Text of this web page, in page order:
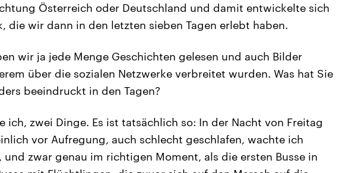
Österreich oder Deutschland und damit entwickelte sich
die wir dann in den letzten sieben Tagen erlebt haben.
wir ja jede Menge Geschichten gelesen und auch Bilder
über die sozialen Netzwerke verbreitet wurden. Was hat Sie
beeindruckt in den Tagen?
ich, zwei Dinge. Es ist tatsächlich so: In der Nacht von Freitag
vor Aufregung, auch schlecht geschlafen, wachte ich
zwar genau im richtigen Moment, als die ersten Busse in